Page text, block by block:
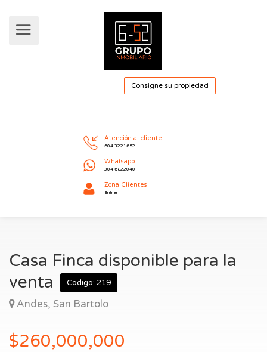
Zona Clientes
Casa Finca disponible para la
venta
Codigo: 219
Andes, San Bartolo
$260,000,000